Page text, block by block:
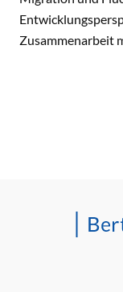
Zusammenarbeit